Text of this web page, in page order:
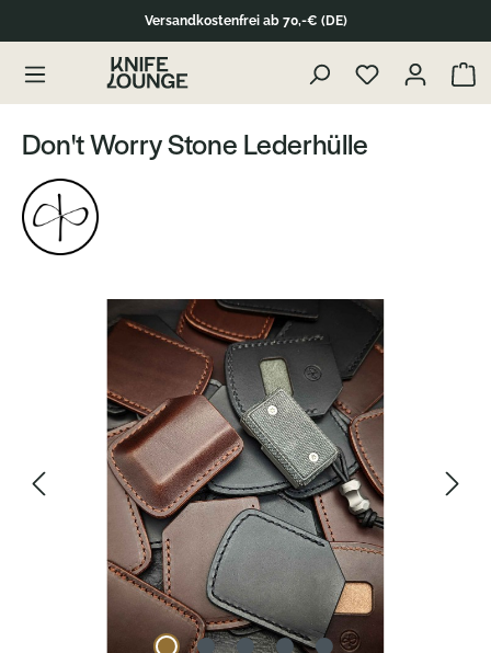
Zum Produktinhalt springenVersandkostenfrei ab 70,-€ (DE)
Don't Worry Stone Lederhülle
Bildergalerie überspringen